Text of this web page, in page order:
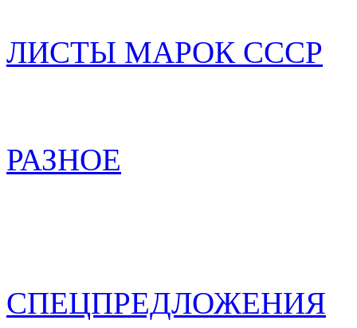
ЛИСТЫ МАРОК СССР
РАЗНОЕ
СПЕЦПРЕДЛОЖЕНИЯ